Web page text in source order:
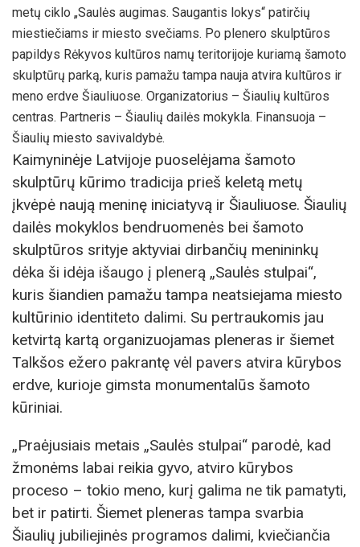
metų ciklo „Saulės augimas. Saugantis lokys“ patirčių
miestiečiams ir miesto svečiams. Po plenero skulptūros
papildys Rėkyvos kultūros namų teritorijoje kuriamą šamoto
skulptūrų parką, kuris pamažu tampa nauja atvira kultūros ir
meno erdve Šiauliuose. Organizatorius – Šiaulių kultūros
centras. Partneris – Šiaulių dailės mokykla. Finansuoja –
Šiaulių miesto savivaldybė.
Kaimyninėje Latvijoje puoselėjama šamoto
skulptūrų kūrimo tradicija prieš keletą metų
įkvėpė naują meninę iniciatyvą ir Šiauliuose. Šiaulių
dailės mokyklos bendruomenės bei šamoto
skulptūros srityje aktyviai dirbančių menininkų
dėka ši idėja išaugo į plenerą „Saulės stulpai“,
kuris šiandien pamažu tampa neatsiejama miesto
kultūrinio identiteto dalimi. Su pertraukomis jau
ketvirtą kartą organizuojamas pleneras ir šiemet
Talkšos ežero pakrantę vėl pavers atvira kūrybos
erdve, kurioje gimsta monumentalūs šamoto
kūriniai.
„Praėjusiais metais „Saulės stulpai“ parodė, kad
žmonėms labai reikia gyvo, atviro kūrybos
proceso – tokio meno, kurį galima ne tik pamatyti,
bet ir patirti. Šiemet pleneras tampa svarbia
Šiaulių jubiliejinės programos dalimi, kviečiančia